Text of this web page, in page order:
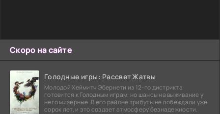
Скоро на сайте
Голодные игры: Рассвет Жатвы
Молодой Хеймитч Эбернети из 12-го дистрикта
готовится к Голодным играм, но шансы на выживание у
него мизерные. В его районе трибуты не побеждали уже
сорок лет, и это создает атмосферу безнадежности.